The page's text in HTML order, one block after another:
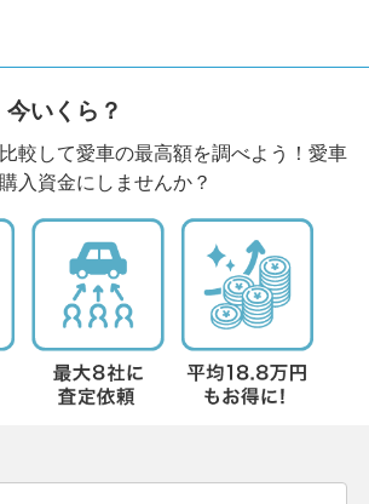
いくら？
較して愛車の最高額を調べよう！愛車
入資金にしませんか？